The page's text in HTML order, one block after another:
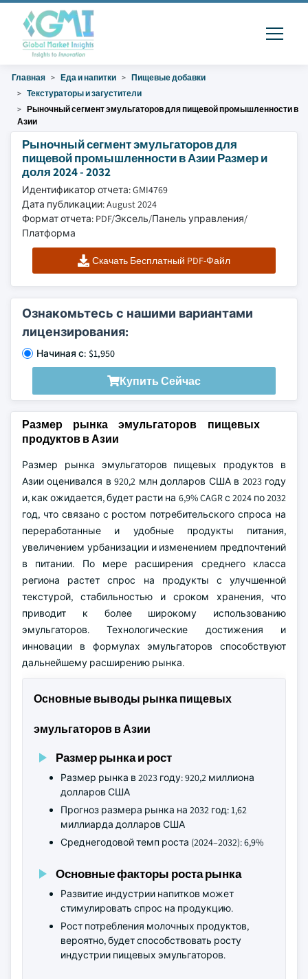
Главная Еда и напитки
Пищевые добавки
Текстураторы и загустители
Рыночный сегмент эмульгаторов для пищевой промышленности в
Азии
Рыночный сегмент эмульгаторов для
пищевой промышленности в Азии Размер и
доля 2024 - 2032
Идентификатор отчета: GMI4769
Дата публикации: August 2024
Формат отчета: PDF/Эксель/Панель управления/
Платформа
Скачать Бесплатный PDF-Файл
Ознакомьтесь с нашими вариантами
лицензирования:
Начиная с: $1,950
Купить Сейчас
Размер рынка эмульгаторов пищевых
продуктов в Азии
Размер рынка эмульгаторов пищевых продуктов в
Азии оценивался в 920,2 млн долларов США в 2023 году
и, как ожидается, будет расти на 6,9% CAGR с 2024 по 2032
год, что связано с ростом потребительского спроса на
переработанные и удобные продукты питания,
увеличением урбанизации и изменением предпочтений
в питании. По мере расширения среднего класса
региона растет спрос на продукты с улучшенной
текстурой, стабильностью и сроком хранения, что
приводит к более широкому использованию
эмульгаторов. Технологические достижения и
инновации в формулах эмульгаторов способствуют
дальнейшему расширению рынка.
Основные выводы рынка пищевых
эмульгаторов в Азии
Размер рынка и рост
Размер рынка в 2023 году: 920,2 миллиона
долларов США
Прогноз размера рынка на 2032 год: 1,62
миллиарда долларов США
Среднегодовой темп роста (2024–2032): 6,9%
Основные факторы роста рынка
Развитие индустрии напитков может
стимулировать спрос на продукцию.
Рост потребления молочных продуктов,
вероятно, будет способствовать росту
индустрии пищевых эмульгаторов.